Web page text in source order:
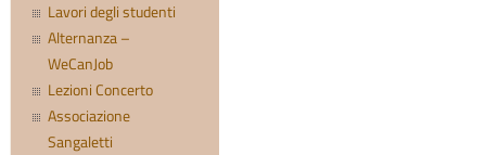
Lavori degli studenti
Alternanza –
WeCanJob
Lezioni Concerto
Associazione
Sangaletti